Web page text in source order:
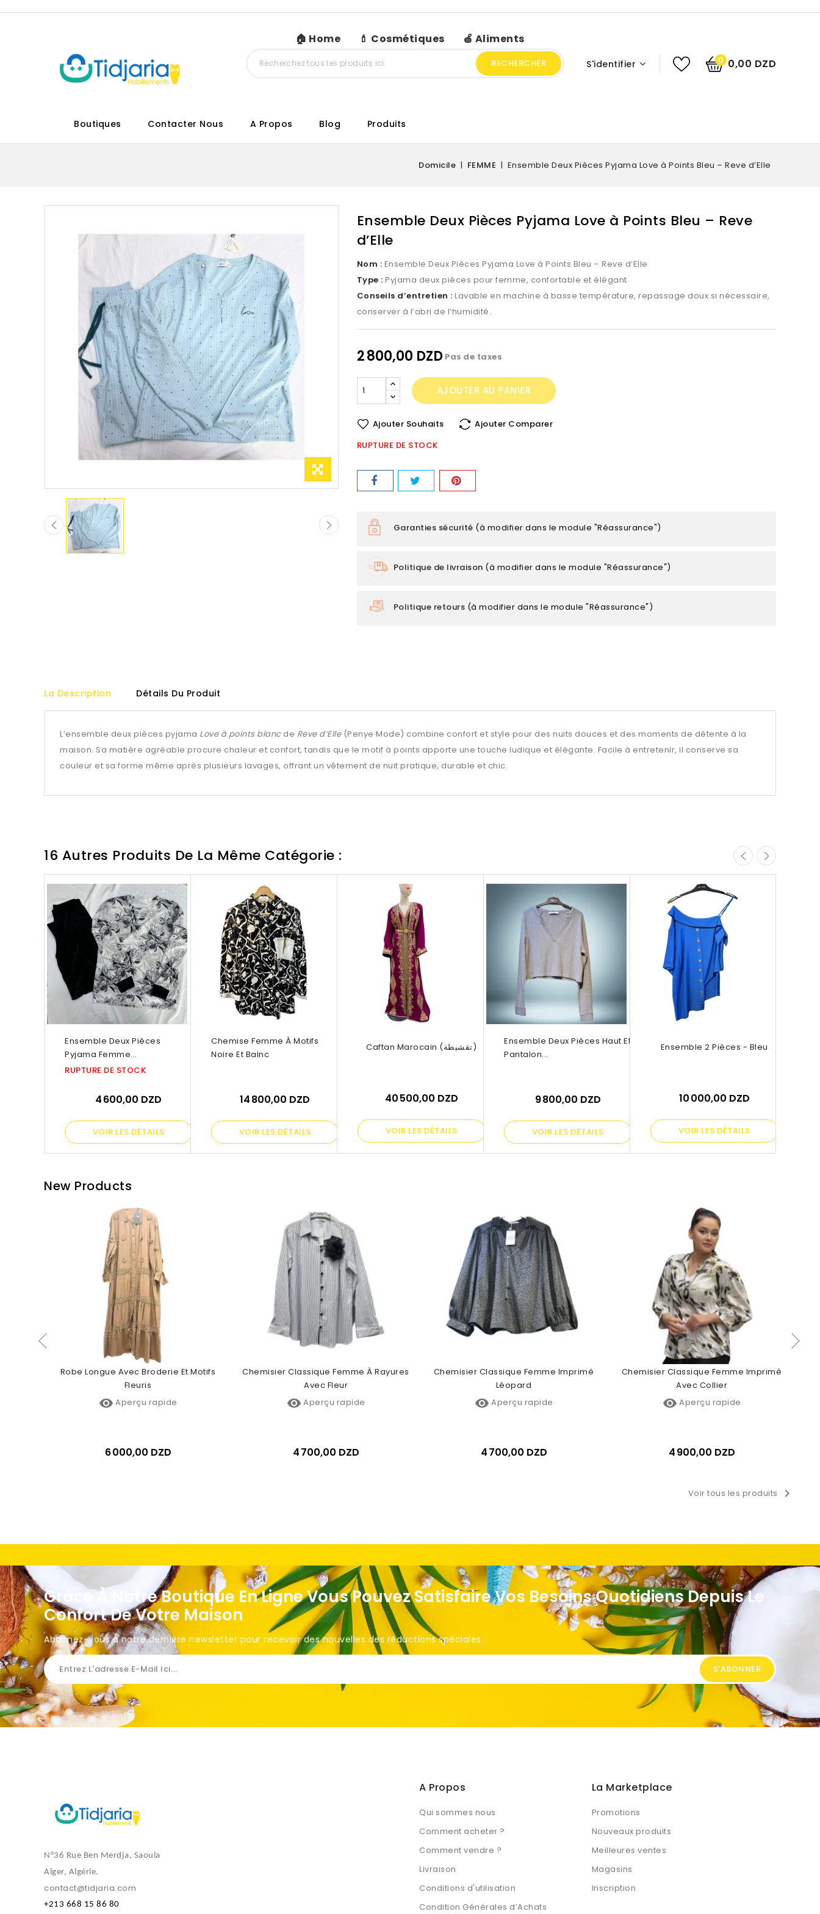
🏠 Home 💄 Cosmétiques 🍏 Aliments
0 0,00 DZD
S'identifier
RECHERCHER
Boutiques Contacter Nous A Propos Blog Produits
Domicile FEMME Ensemble Deux Pièces Pyjama Love à Points Bleu – Reve d’Elle
Ensemble Deux Pièces Pyjama Love à Points Bleu – Reve
d’Elle
Nom : Ensemble Deux Pièces Pyjama Love à Points Bleu – Reve d’Elle
Type : Pyjama deux pièces pour femme, confortable et élégant
Conseils d’entretien : Lavable en machine à basse température, repassage doux si nécessaire,
conserver à l’abri de l’humidité.
2 800,00 DZD Pas de taxes
AJOUTER AU PANIER
Ajouter Souhaits
Ajouter Comparer
RUPTURE DE STOCK
Garanties sécurité (à modifier dans le module "Réassurance")
Politique de livraison (à modifier dans le module "Réassurance")
Politique retours (à modifier dans le module "Réassurance")
La Description Détails Du Produit
L’ensemble deux pièces pyjama Love à points blancde Reve d’Elle(Penye Mode) combine confort et style pour des nuits douces et des moments de détente à la
maison. Sa matière agréable procure chaleur et confort, tandis que le motif à points apporte une touche ludique et élégante. Facile à entretenir, il conserve sa
couleur et sa forme même après plusieurs lavages, offrant un vêtement de nuit pratique, durable et chic.
16 Autres Produits De La Même Catégorie :
Ensemble Deux Pièces
Pyjama Femme...
RUPTURE DE STOCK
4 600,00 DZD
VOIR LES DÉTAILS
Chemise Femme À Motifs
Noire Et Balnc
14 800,00 DZD
VOIR LES DÉTAILS
Caftan Marocain (تقشيطة)
40 500,00 DZD
VOIR LES DÉTAILS
Ensemble Deux Pièces Haut Et
Pantalon...
9 800,00 DZD
VOIR LES DÉTAILS
Ensemble 2 Pièces - Bleu
10 000,00 DZD
VOIR LES DÉTAILS
New Products
Robe Longue Avec Broderie Et Motifs
Fleuris
 Aperçu rapide
6 000,00 DZD
Chemisier Classique Femme À Rayures
Avec Fleur
 Aperçu rapide
4 700,00 DZD
Chemisier Classique Femme Imprimé
Léopard
 Aperçu rapide
4 700,00 DZD
Chemisier Classique Femme Imprimé
Avec Collier
 Aperçu rapide
4 900,00 DZD
Voir tous les produits 
Grâce À Notre Boutique En Ligne Vous Pouvez Satisfaire Vos Besoins Quotidiens Depuis Le
Confort De Votre Maison
Abonnez-vous à notre dernière newsletter pour recevoir des nouvelles des réductions spéciales. ​
N°36 Rue Ben Merdja, Saoula
Alger, Algérie.
contact@tidjaria.com
+213 668 15 86 80
A Propos
Qui sommes nous
Comment acheter ?
Comment vendre ?
Livraison
Conditions d'utilisation
Condition Générales d’Achats
La Marketplace
Promotions
Nouveaux produits
Meilleures ventes
Magasins
Inscription